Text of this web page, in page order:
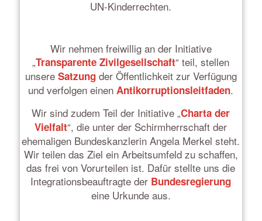
UN-Kinderrechten.
Wir nehmen freiwillig an der Initiative
„Transparente Zivilgesellschaft“ teil, stellen
unsere Satzungder Öffentlichkeit zur Verfügung
und verfolgen einenAntikorruptionsleitfaden.
Wir sind zudem Teil der Initiative „Charta der
Vielfalt“, die unter der Schirmherrschaft der
ehemaligen Bundeskanzlerin Angela Merkel steht.
Wir teilen das Ziel ein Arbeitsumfeld zu schaffen,
das frei von Vorurteilen ist. Dafür stellte uns die
Integrationsbeauftragte der Bundesregierung
eine Urkunde aus.